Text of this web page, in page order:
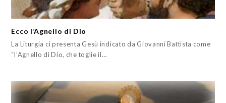
Ecco l’Agnello di Dio
La Liturgia ci presenta Gesù indicato da Giovanni Battista come
“l’Agnello di Dio, che toglie il…